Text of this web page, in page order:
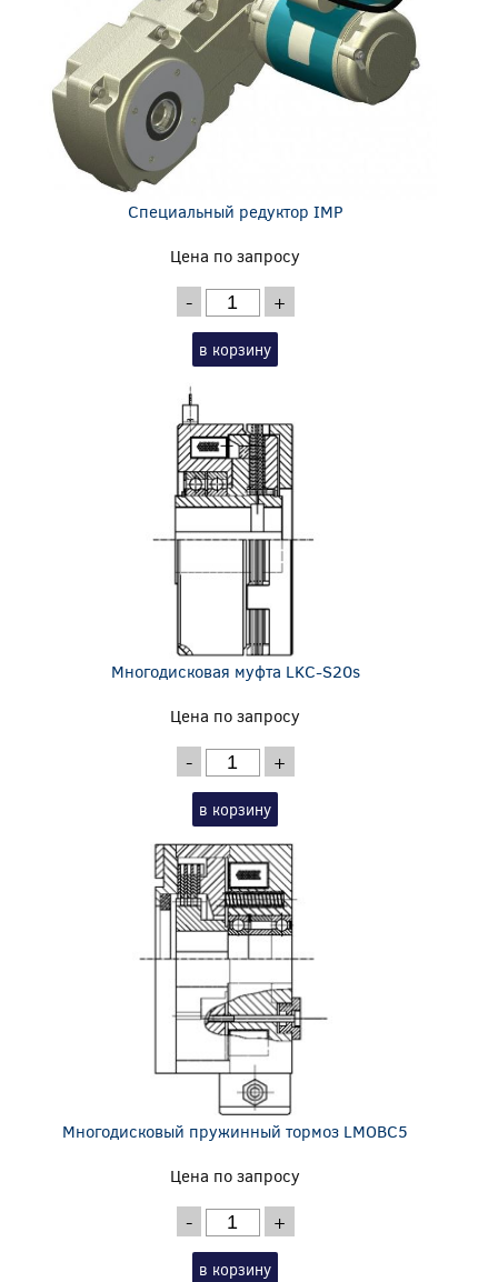
Специальный редуктор IMP
Цена по запросу
- +
в корзину
Многодисковая муфта LKC-S20s
Цена по запросу
- +
в корзину
Многодисковый пружинный тормоз LMOBC5
Цена по запросу
- +
в корзину